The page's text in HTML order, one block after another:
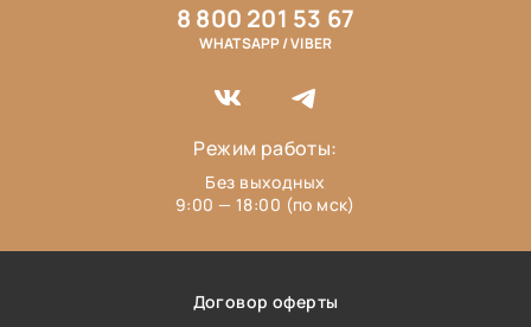
Договор оферты
8 800 201 53 67
WHATSAPP / VIBER
Режим работы:
Без выходных
9:00 — 18:00 (по мск)